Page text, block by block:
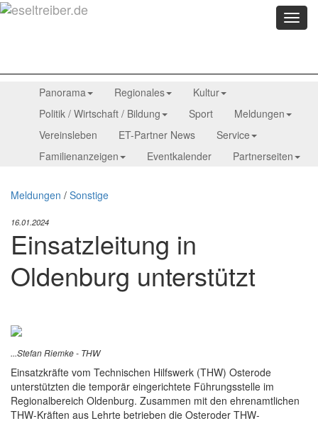
Menü
Panorama Regionales
Kultur
Politik / Wirtschaft / Bildung
Sport
Meldungen
Vereinsleben
ET-Partner News
Service
Familienanzeigen
Eventkalender Partnerseiten
Meldungen / Sonstige
16.01.2024
Einsatzleitung in
Oldenburg unterstützt
...Stefan Riemke - THW
Einsatzkräfte vom Technischen Hilfswerk (THW) Osterode
unterstützten die temporär eingerichtete Führungsstelle im
Regionalbereich Oldenburg. Zusammen mit den ehrenamtlichen
THW-Kräften aus Lehrte betrieben die Osteroder THW-